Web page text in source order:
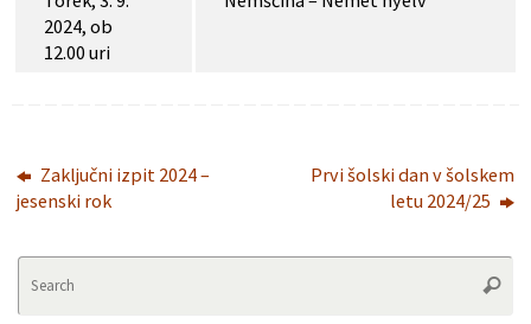
2024, ob
12.00 uri
Zaključni izpit 2024 –
jesenski rok
Prvi šolski dan v šolskem
letu 2024/25